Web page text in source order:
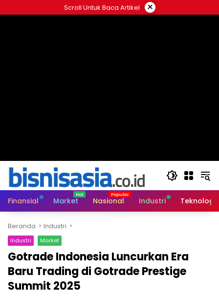
ke
Scroll Untuk Baca Artikel ×
Finansial Market Nasional Industri Teknologi
Beranda Industri
Industri Market
Gotrade Indonesia Luncurkan Era
Baru Trading di Gotrade Prestige
Summit 2025